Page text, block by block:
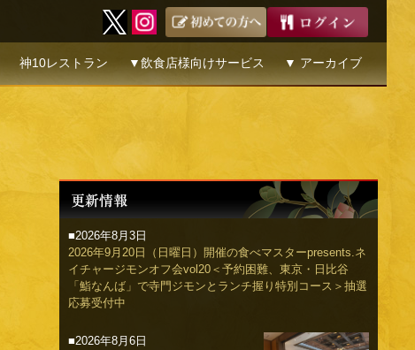
神10レストラン ▼飲食店様向けサービス ▼ アーカイブ
■2026年8月3日
2026年9月20日（日曜日）開催の食べマスターpresents.ネ
イチャージモンオフ会vol20＜予約困難、東京・日比谷
「鮨なんば」で寺門ジモンとランチ握り特別コース＞抽選
応募受付中
■2026年8月6日